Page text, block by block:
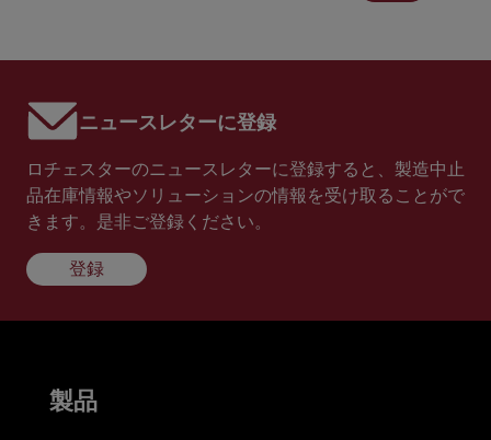
ニュースレターに登録
ロチェスターのニュースレターに登録すると、製造中止
品在庫情報やソリューションの情報を受け取ることがで
きます。是非ご登録ください。
登録
製品